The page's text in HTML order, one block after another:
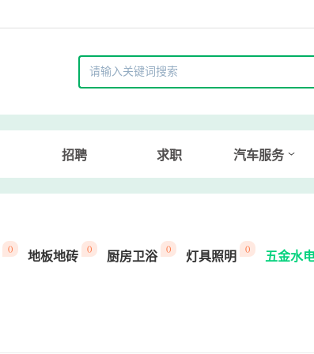
招聘 求职 汽车服务
()
地板地砖
()
厨房卫浴
()
灯具照明
()
五金水